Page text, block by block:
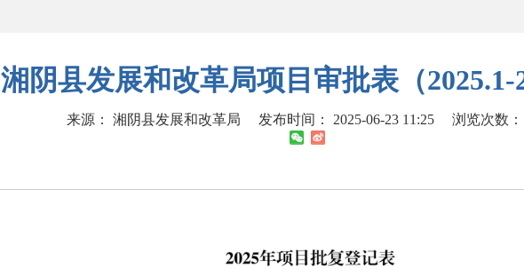
湘阴县发展和改革局项目审批表（2025.1-
来源： 湘阴县发展和改革局 发布时间： 2025-06-23 11:25 浏览次数：